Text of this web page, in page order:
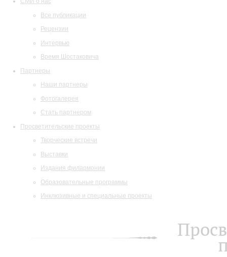
Все публикации
Рецензии
Интервью
Время Шостаковича
Партнеры
Наши партнеры
Фотогалерея
Стать партнером
Просветительские проекты
Творческие встречи
Выставки
Издания филармонии
Образовательные программы
Инклюзивные и специальные проекты